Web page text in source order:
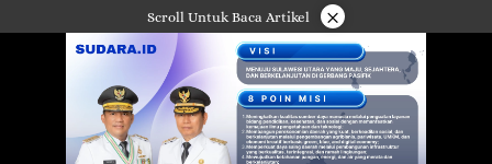
ke
Scroll Untuk Baca Artikel ×